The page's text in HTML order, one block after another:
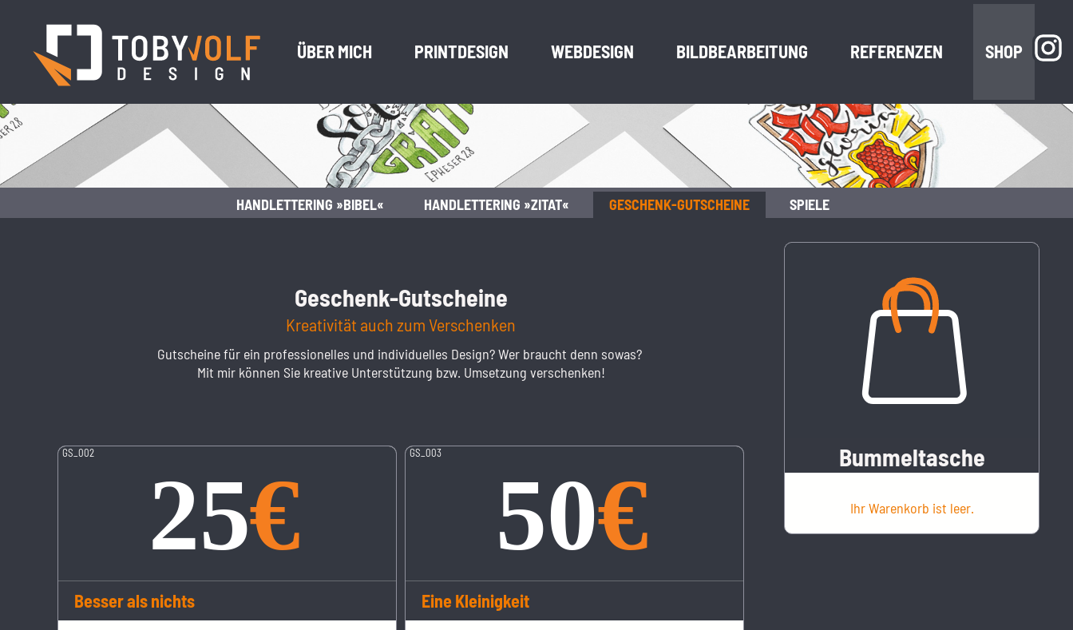
ÜBER MICH PRINTDESIGN WEBDESIGN BILDBEARBEITUNG REFERENZEN SHOP
HANDLETTERING »BIBEL« HANDLETTERING »ZITAT« GESCHENK-GUTSCHEINE SPIELE
Geschenk-Gutscheine
Kreativität auch zum Verschenken
Gutscheine für ein professionelles und individuelles Design? Wer braucht denn sowas?
Mit mir können Sie kreative Unterstützung bzw. Umsetzung verschenken!
GS_002
Besser als nichts
GS_003
Eine Kleinigkeit
Bummeltasche
Ihr Warenkorb ist leer.